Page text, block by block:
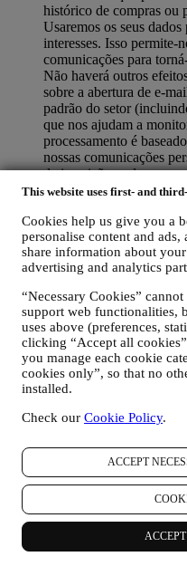
This website uses first- and
Cookies help us give you a
personalise content and
share information about
advertising and analytics
“Necessary Cookies”
support web functionalities,
uses above (preferences,
clicking “Accept all
you manage each cookie
cookies only”, so that no
installed.
Check our Cookie Policy.
ACCEPT
histórico de compras ou
Usaremos os seus
interesses. Isso permite-
comunicações para
Não haverá outros
sobre a abertura de e-
padrão do setor
que nos ajudam a
processamento é
nossas comunicações
de inscrição pode ser
informações pessoais
atualizações a qualquer
botão de cancelamento
newsletter. Se preferir,
connosco através de
MELHORAR A
Gostaríamos de usar os
serviços e ofertas de
preferências para
cliente Le Creuset.
ou interesses, por
páginas do nosso site
cookies e tecnologias
rastreamento em e-mail)
dados e preferências
nossas comunicações
essas informações para
sites, conceder acesso a
conteúdo ou as ofertas